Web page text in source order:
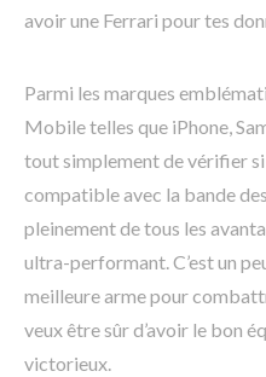
avoir une Ferrari pour tes
Parmi les marques
Mobile telles que iPhone,
tout simplement de vérifier
compatible avec la bande
pleinement de tous les
ultra-performant. C’est un
meilleure arme pour
veux être sûr d’avoir le bon
victorieux.